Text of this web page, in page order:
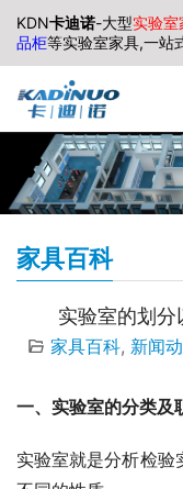
家具百科
实验室的划
家具百科, 新闻
一、实验室的分类及
实验室就是分析检验
KDN卡迪诺-大型实验室
品柜等实验室家具,一站